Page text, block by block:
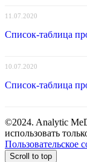
11.07.2020
Список-таблица
10.07.2020
Список-таблица
©2024. Analytic
использовать
Пользовательское
Scroll to top